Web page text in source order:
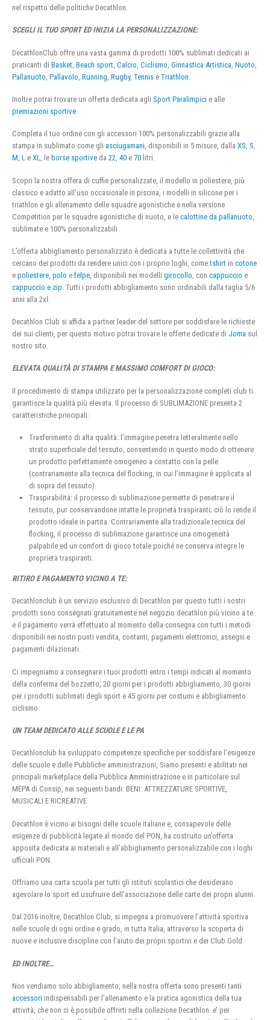
nel rispetto delle politiche Decathlon.
SCEGLI IL TUO SPORT ED INIZIA LA PERSONALIZZAZIONE:
DecathlonClub offre una vasta gamma di prodotti 100% sublimati dedicati ai
praticanti di Basket Beach sport Calcio Ciclismo Ginnastica Artistica Nuoto
Pallanuoto Pallavolo Running Rugby, Tennis e Triathlon
Inoltre potrai trovare un offerta dedicata agli Sport Paralimpici e alle
premiazioni sportive
Completa il tuo ordine con gli accessori 100% personalizzabili grazie alla
stampa in sublimato come gli asciugamani, disponibili in 5 misure, dalla XS, S,
M, L e XL, le borse sportive da 22, 40 e 70 litri.
Scopri la nostra offera di cuffie personalizzate, il modello in poliestere, più
classico e adatto all’uso occasionale in piscina, i modelli in silicone per i
triathlon e gli allenamento delle squadre agonistiche e nella versione
Competition per le squadre agonistiche di nuoto, e le calottine da pallanuoto
sublimate e 100% personalizzabili
L’offerta abbigliamento personalizzato è dedicata a tutte le collettività che
cercano dei prodotti da rendere unici con i proprio loghi, cometshirt in cotone
e poliestere polo e felpe , disponibili nei modelli girocollo , con cappuccio e
cappuccio e zip . Tutti i prodotti abbigliamento sono ordinabili dalla taglia 5/6
anni alla 2xl.
Decathlon Club si affida a partner leader del settore per soddisfare le richieste
dei sui clienti, per questo motivo potrai trovare le offerte dedicate di Joma sul
nostro sito.
ELEVATA QUALITÀ DI STAMPA E MASSIMO COMFORT DI GIOCO:
Il procedimento di stampa utilizzato per la personalizzazione completi club ti
garantisce la qualità più elevata. Il processo di SUBLIMAZIONE presenta 2
caratteristiche principali:
Trasferimento di alta qualità: l’immagine penetra letteralmente nello
strato superficiale del tessuto, consentendo in questo modo di ottenere
un prodotto perfettamente omogeneo a contatto con la pelle
(contrariamente alla tecnica del flocking, in cui l’immagine è applicata al
di sopra del tessuto).
Traspirabilità: il processo di sublimazione permette di penetrare il
tessuto, pur conservandone intatte le proprietà traspiranti; ciò lo rende il
prodotto ideale in partita. Contrariamente alla tradizionale tecnica del
flocking, il processo di sublimazione garantisce una omogeneità
palpabile ed un comfort di gioco totale poiché ne conserva integre le
proprietà traspiranti.
RITIRO E PAGAMENTO VICINO A TE:
Decathlonclub è un servizio esclusivo di Decathlon per questo tutti i nostri
prodotti sono consegnati gratuitamente nel negozio decathlon più vicino a te
e il pagamento verrà effettuato al momento della consegna con tutti i metodi
disponibili nei nostri punti vendita, contanti, pagamenti elettronici, assegni e
pagamenti dilazionati.
Ci impegniamo a consegnare i tuoi prodotti entro i tempi indicati al momento
della conferma del bozzetto, 20 giorni per i prodotti abbigliamento, 30 giorni
per i prodotti sublimati degli sport e 45 giorni per costumi e abbigliamento
ciclismo.
UN TEAM DEDICATO ALLE SCUOLE E LE PA
Decathlonclub ha sviluppato competenze specifiche per soddisfare l’esigenze
delle scuole e delle Pubbliche amministrazioni, Siamo presenti e abilitati nei
principali marketplace della Pubblica Amministrazione e in particolare sul
MEPA di Consip, nei seguenti bandi: BENI: ATTREZZATURE SPORTIVE,
MUSICALI E RICREATIVE
Decathlon è vicino ai bisogni delle scuole italiane e, consapevole delle
esigenze di pubblicità legate al mondo del PON, ha costruito un’offerta
apposita dedicata ai materiali e all’abbigliamento personalizzabile con i loghi
ufficiali PON.
Offriamo una carta scuola per tutti gli istituti scolastici che desiderano
agevolare lo sport ed usufruire dell’associazione delle carte dei propri alunni.
Dal 2016 inoltre, Decathlon Club, si impegna a promuovere l’attività sportiva
nelle scuole di ogni ordine e grado, in tutta Italia, attraverso la scoperta di
nuove e inclusive discipline con l’aiuto dei propri sportivi e dei Club Gold.
ED INOLTRE…
Non vendiamo solo abbigliamento, nella nostra offerta sono presenti tanti
accessori indispensabili per l’allenamento e la pratica agonistica della tua
attività, che non ci è possibile offrirti nella collezione Decathlon. e’ per